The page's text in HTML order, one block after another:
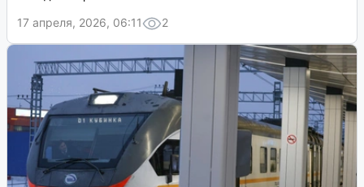
17 апреля, 2026, 06:11
2